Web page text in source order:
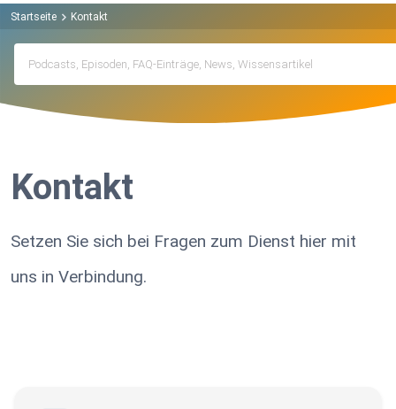
Startseite Kontakt
Kontakt
Setzen Sie sich bei Fragen zum Dienst hier mit
uns in Verbindung.